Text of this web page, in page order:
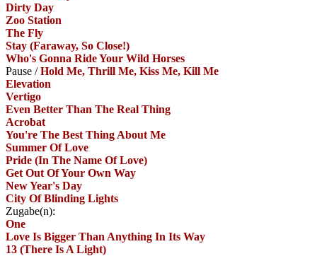
Dirty Day
Zoo Station
The Fly
Stay (Faraway, So Close!)
Who's Gonna Ride Your Wild Horses
Pause /Hold Me, Thrill Me, Kiss Me, Kill Me
Elevation
Vertigo
Even Better Than The Real Thing
Acrobat
You're The Best Thing About Me
Summer Of Love
Pride (In The Name Of Love)
Get Out Of Your Own Way
New Year's Day
City Of Blinding Lights
Zugabe(n):
One
Love Is Bigger Than Anything In Its Way
13 (There Is A Light)